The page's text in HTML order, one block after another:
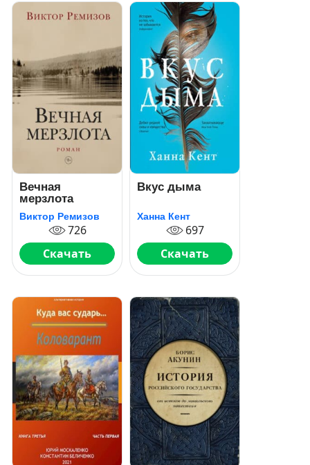
Вечная
мерзлота
Виктор Ремизов
726
Скачать
Вкус дыма
Ханна Кент
697
Скачать